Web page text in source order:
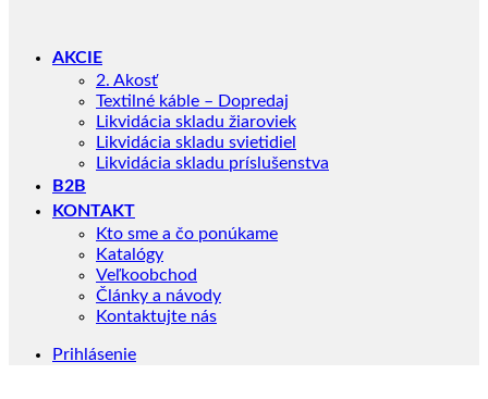
AKCIE
2. Akosť
Textilné káble – Dopredaj
Likvidácia skladu žiaroviek
Likvidácia skladu svietidiel
Likvidácia skladu príslušenstva
B2B
KONTAKT
Kto sme a čo ponúkame
Katalógy
Veľkoobchod
Články a návody
Kontaktujte nás
Prihlásenie